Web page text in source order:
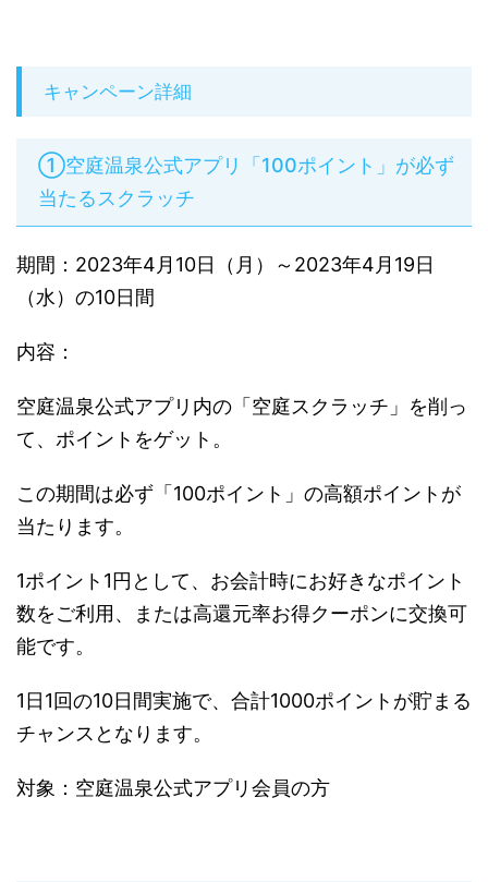
キャンペーン詳細
①空庭温泉公式アプリ「100ポイント」が必ず
当たるスクラッチ
期間：2023年4月10日（月）～2023年4月19日
（水）の10日間
内容：
空庭温泉公式アプリ内の「空庭スクラッチ」を削っ
て、ポイントをゲット。
この期間は必ず「100ポイント」の高額ポイントが
当たります。
1ポイント1円として、お会計時にお好きなポイント
数をご利用、または高還元率お得クーポンに交換可
能です。
1日1回の10日間実施で、合計1000ポイントが貯まる
チャンスとなります。
対象：空庭温泉公式アプリ会員の方